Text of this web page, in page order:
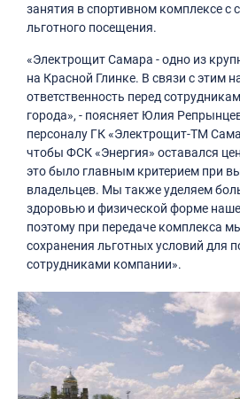
занятия в спортивном комплексе с
льготного посещения.
«Электрощит Самара - одно из
на Красной Глинке. В связи с этим
ответственность перед
города», - поясняет Юлия
персоналу ГК «Электрощит-ТМ
чтобы ФСК «Энергия» оставался
это было главным критерием при
владельцев. Мы также уделяем
здоровью и физической форме
поэтому при передаче комплекса
сохранения льготных условий для
сотрудниками компании».